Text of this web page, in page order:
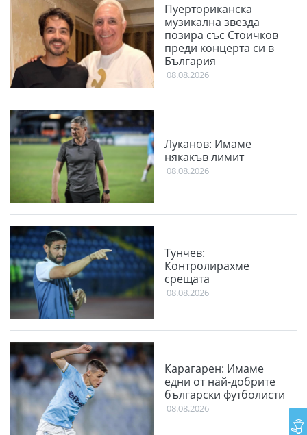
Пуерториканска
музикална звезда
позира със Стоичков
преди концерта си в
България
08.08.2026
Луканов: Имаме
някакъв лимит
08.08.2026
Тунчев:
Контролирахме
срещата
08.08.2026
Карагарен: Имаме
едни от най-добрите
български футболисти
08.08.2026